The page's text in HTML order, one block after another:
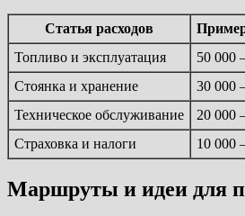
Статья расходов
Топливо и эксплуатация
50 000
Стоянка и хранение
30 000
Техническое обслуживание
20 000
Страховка и налоги
10 000
Маршруты и идеи для